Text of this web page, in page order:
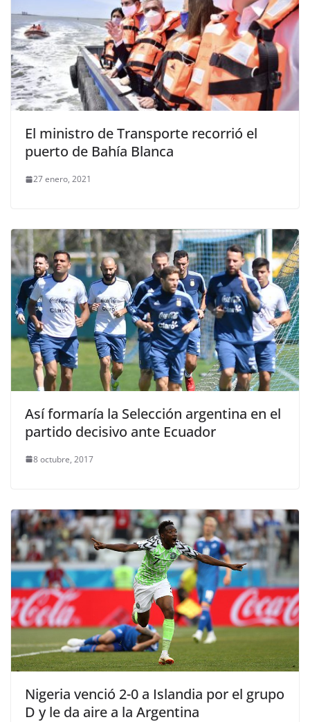
El ministro de Transporte recorrió el
puerto de Bahía Blanca
27 enero, 2021
Así formaría la Selección argentina en el
partido decisivo ante Ecuador
8 octubre, 2017
Nigeria venció 2-0 a Islandia por el grupo
D y le da aire a la Argentina